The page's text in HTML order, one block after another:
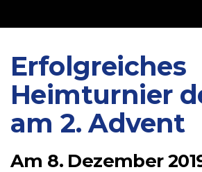
Erfolgreiches
Heimturnier
am 2. Advent
Am 8. Dezember